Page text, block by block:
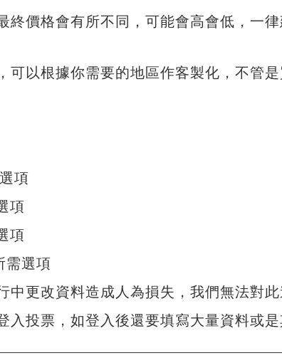
價格會有所不同，可能會高會低，一
可以根據你需要的地區作客製化，不管
項
項
項
需選項
更改資料造成人為損失，我們無法對此
投票，如登入後還要填寫大量資料或是